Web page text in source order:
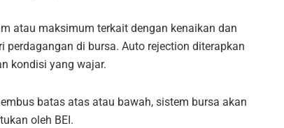
atau maksimum terkait dengan kenaikan dan
di bursa. Auto rejection diterapkan
kondisi yang wajar.
batas atas atau bawah, sistem bursa akan
oleh BEI.